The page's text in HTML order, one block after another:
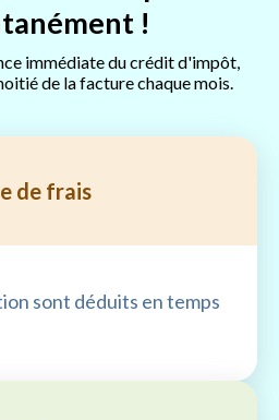
!
immédiate du crédit d'impôt,
de la facture chaque mois.
de frais
sont déduits en temps